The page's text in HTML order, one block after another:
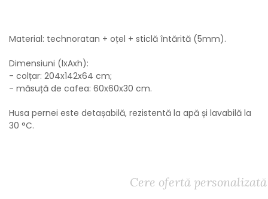
Material: technoratan + oțel + sticlă întărită (5mm).
Dimensiuni (lxAxh):
- colțar: 204x142x64 cm;
- măsuță de cafea: 60x60x30 cm.
Husa pernei este detașabilă, rezistentă la apă și lavabilă la
30 °C.
Cere ofertă personalizată